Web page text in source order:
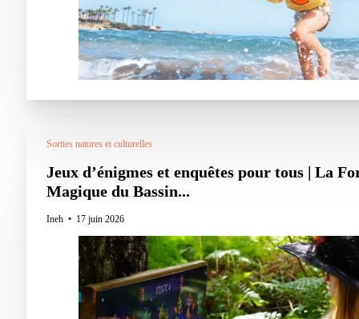
Sorties natures et culturelles
Jeux d’énigmes et enquêtes pour tous | La
Magique du Bassin...
Ineh 17 juin 2026